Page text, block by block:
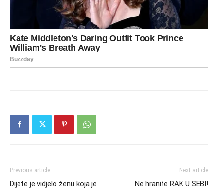
Previous article
Dijete je vidjelo ženu koja je
Next article
Ne hranite RAK U SEBI!